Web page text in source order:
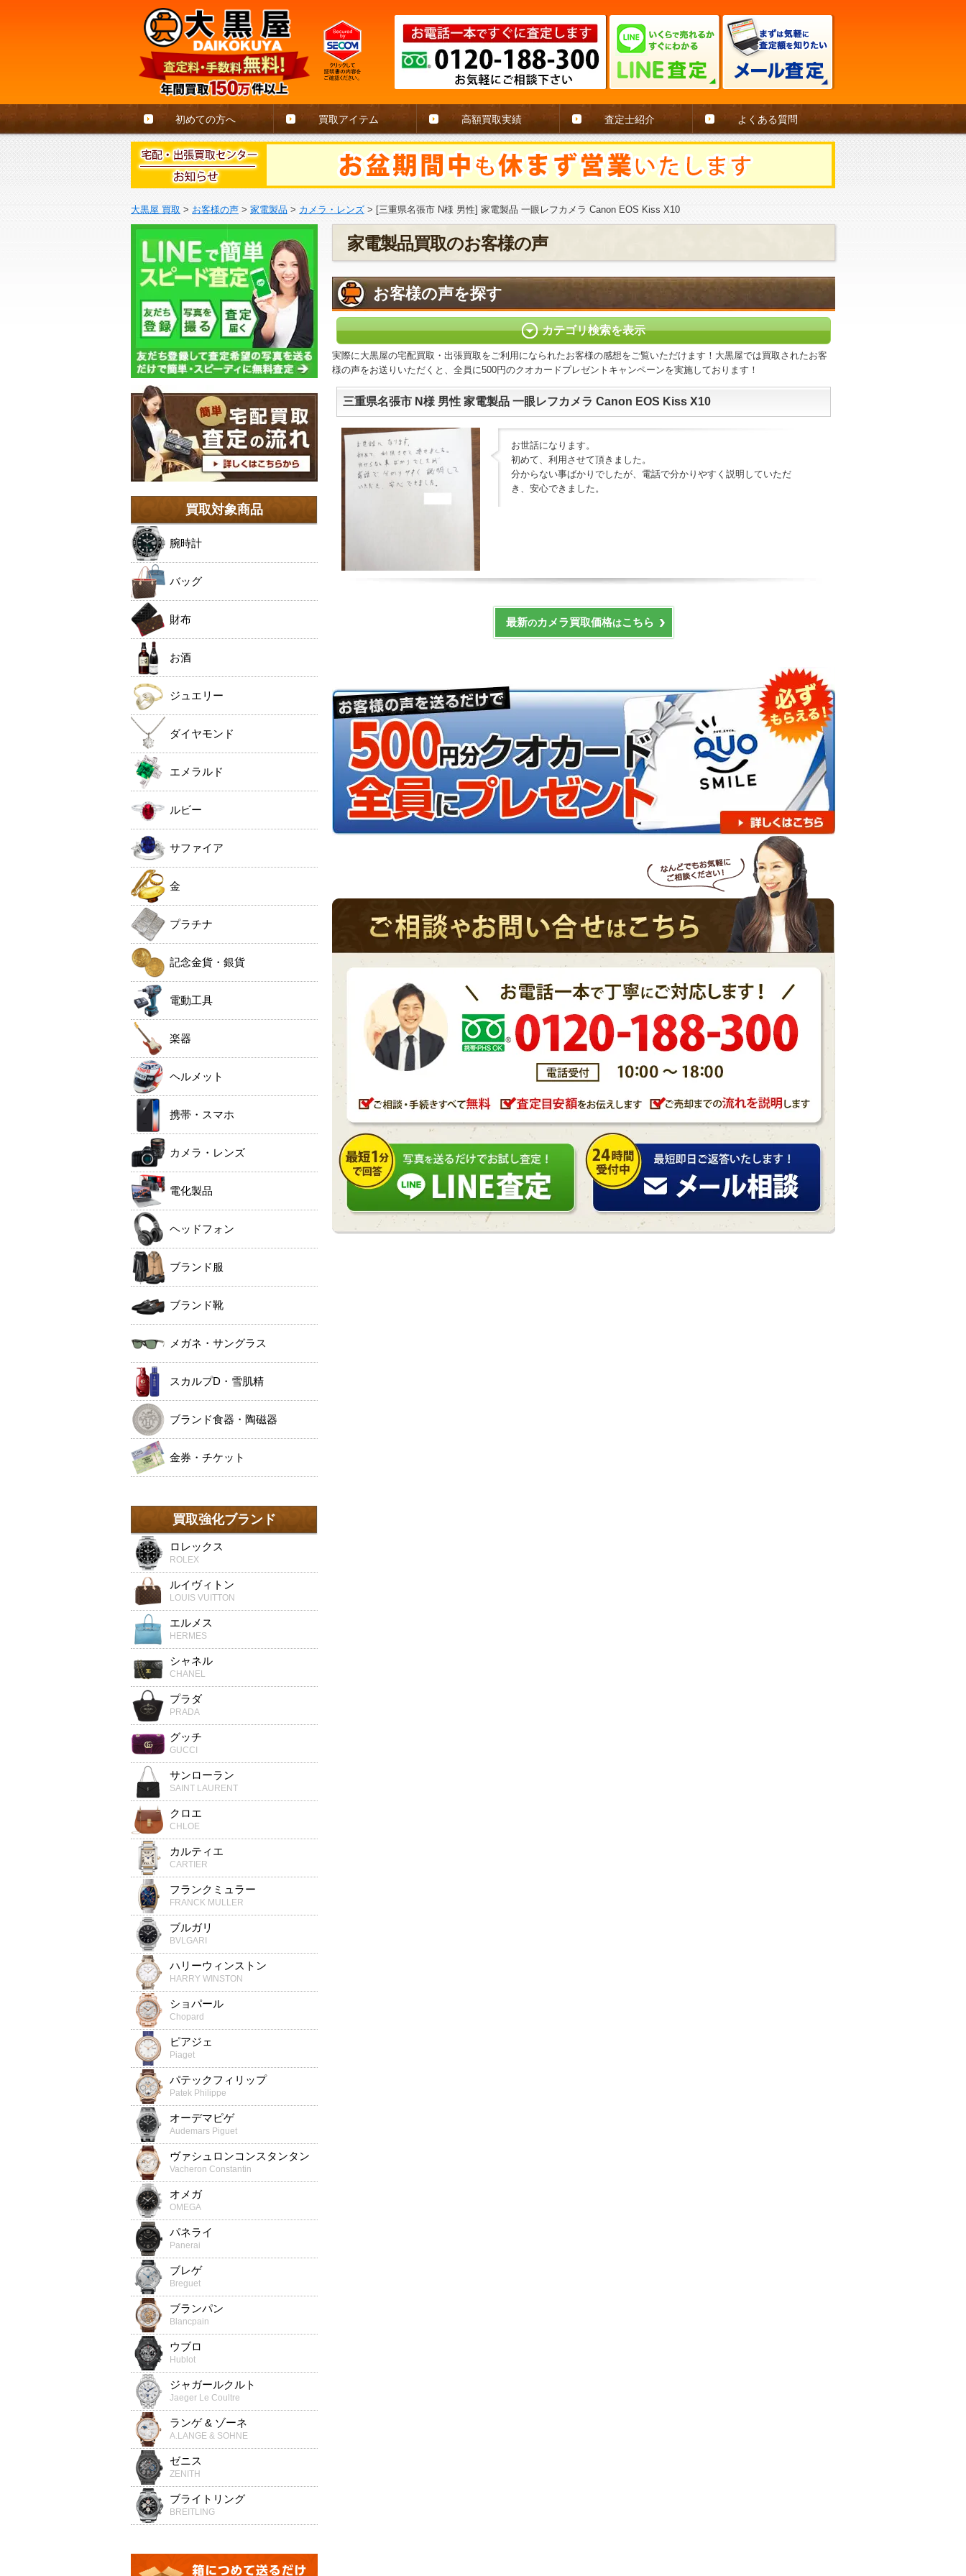
初めての方へ 買取アイテム 高額買取実績 査定士紹介 よくある質問
大黒屋 買取 > お客様の声 > 家電製品 > カメラ・レンズ > [三重県名張市 N様 男性] 家電製品 一眼レフカメラ Canon EOS Kiss X10
家電製品買取のお客様の声
お客様の声を探す
カテゴリ検索を表示
実際に大黒屋の宅配買取・出張買取をご利用になられたお客様の感想をご覧いただけます！大黒屋では買取されたお客
様の声をお送りいただくと、全員に500円のクオカードプレゼントキャンペーンを実施しております！
三重県名張市 N様 男性 家電製品 一眼レフカメラ Canon EOS Kiss X10
お世話になります。
初めて、利用させて頂きました。
分からない事ばかりでしたが、電話で分かりやすく説明していただ
き、安心できました。
最新のカメラ買取価格はこちら
買取対象商品
腕時計
バッグ
財布
お酒
ジュエリー
ダイヤモンド
エメラルド
ルビー
サファイア
金
プラチナ
記念金貨・銀貨
電動工具
楽器
ヘルメット
携帯・スマホ
カメラ・レンズ
電化製品
ヘッドフォン
ブランド服
ブランド靴
メガネ・サングラス
スカルプD・雪肌精
ブランド食器・陶磁器
金券・チケット
買取強化ブランド
ロレックス
ROLEX
ルイヴィトン
LOUIS VUITTON
エルメス
HERMES
シャネル
CHANEL
プラダ
PRADA
グッチ
GUCCI
サンローラン
SAINT LAURENT
クロエ
CHLOE
カルティエ
CARTIER
フランクミュラー
FRANCK MULLER
ブルガリ
BVLGARI
ハリーウィンストン
HARRY WINSTON
ショパール
Chopard
ピアジェ
Piaget
パテックフィリップ
Patek Philippe
オーデマピゲ
Audemars Piguet
ヴァシュロンコンスタンタン
Vacheron Constantin
オメガ
OMEGA
パネライ
Panerai
ブレゲ
Breguet
ブランパン
Blancpain
ウブロ
Hublot
ジャガールクルト
Jaeger Le Coultre
ランゲ & ゾーネ
A.LANGE & SOHNE
ゼニス
ZENITH
ブライトリング
BREITLING